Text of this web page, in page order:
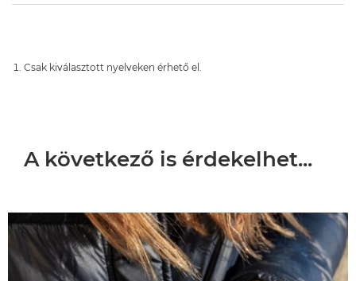
Csak kiválasztott nyelveken érhető el.
A következő is érdekelhet...